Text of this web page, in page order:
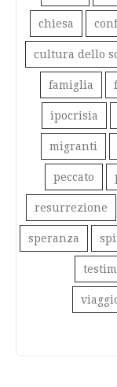
chiesa
cultura dello
famiglia
ipocrisia
migranti
peccato
resurrezione
speranza